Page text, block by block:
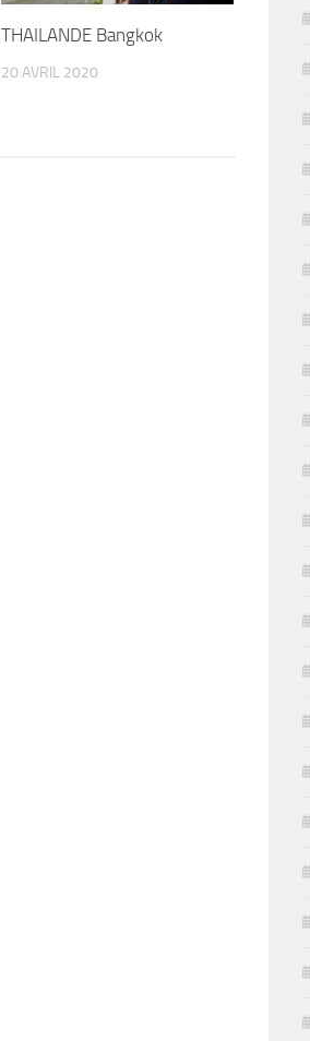
THAILANDE Bangkok
20 AVRIL 2020